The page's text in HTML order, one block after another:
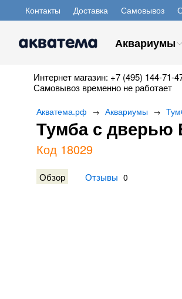
Контакты Доставка Самовывоз
Аквариумы
Интернет магазин: +7 (495) 144-71-
Самовывоз временно не работает
Акватема.рф → Аквариумы →
Тумба с дверью
Код 18029
Обзор Отзывы 0